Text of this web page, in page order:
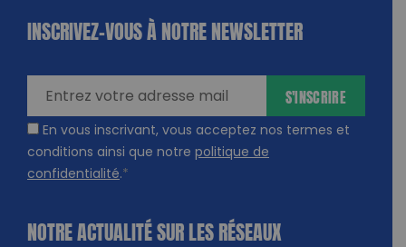
INSCRIVEZ-VOUS À NOTRE NEWSLETTER
En vous inscrivant, vous acceptez nos termes et
conditions ainsi que notre politique de
confidentialité.*
S'INSCRIRE
NOTRE ACTUALITÉ SUR LES RÉSEAUX